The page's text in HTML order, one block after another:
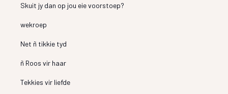
Skuit jy dan op jou eie voorstoep?
wekroep
Net ñ tikkie tyd
ñ Roos vir haar
Tekkies vir liefde